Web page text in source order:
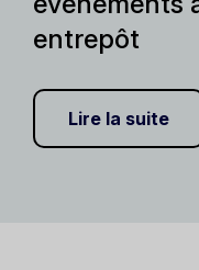
entrepôt
Lire la suite